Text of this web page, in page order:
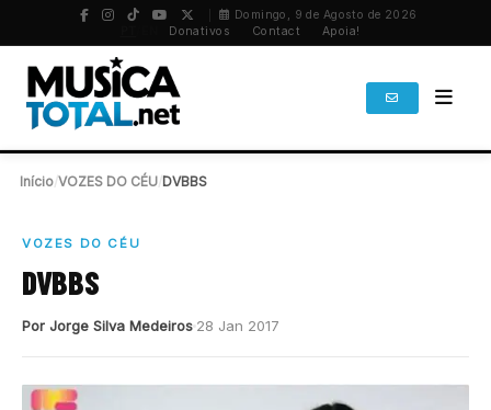
Domingo, 9 de Agosto de 2026
Donativos Contact Apoia!
Início VOZES DO CÉU DVBBS
VOZES DO CÉU
DVBBS
Por Jorge Silva Medeiros 28 Jan 2017